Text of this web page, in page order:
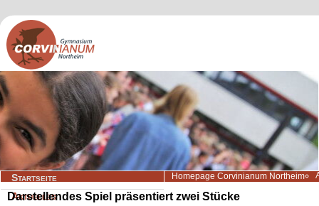
Navigation
überspringen
Startseite
Aktuelles
Homepage Corvinianum Northeim
Darstellendes Spiel präsentiert zwei Stücke